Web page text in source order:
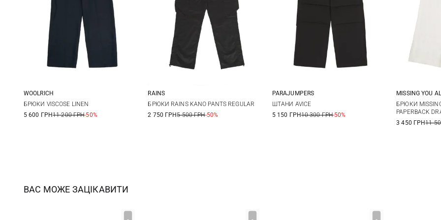
26 27
WOOLRICH
БРЮКИ VISCOSE LINEN
5 600 ГРН11 200 ГРН-50%
S M L
RAINS
БРЮКИ RAINS KANO PANTS REGULAR
2 750 ГРН5 500 ГРН-50%
XS
PARAJUMPERS
ШТАНИ AVICE
5 150 ГРН10 300 ГРН-50%
L/XL
MISSING YOU
БРЮКИ
PAPERBACK
3 450 ГРН11
ВАС МОЖЕ ЗАЦІКАВИТИ